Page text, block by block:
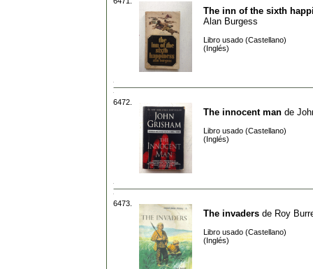
The inn of the sixth
Alan Burgess
Libro usado (Castellano)
(Inglés)
6472.
The innocent man de
Libro usado (Castellano)
(Inglés)
6473.
The invaders de Roy
Libro usado (Castellano)
(Inglés)